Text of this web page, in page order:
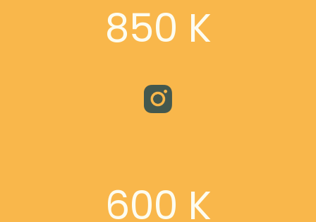
850 K
600 K